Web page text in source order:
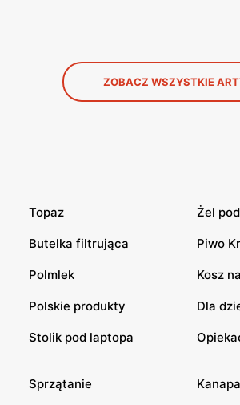
ZOBACZ WSZYSTKIE
Topaz Żel
Butelka filtrująca Piwo
Polmlek Kosz
Polskie produkty Dla
Stolik pod laptopa
Sprzątanie Kanapa